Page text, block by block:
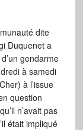
dite
Duquenet a
gendarme
à samedi
à l’issue
question
n’avait pas
était impliqué